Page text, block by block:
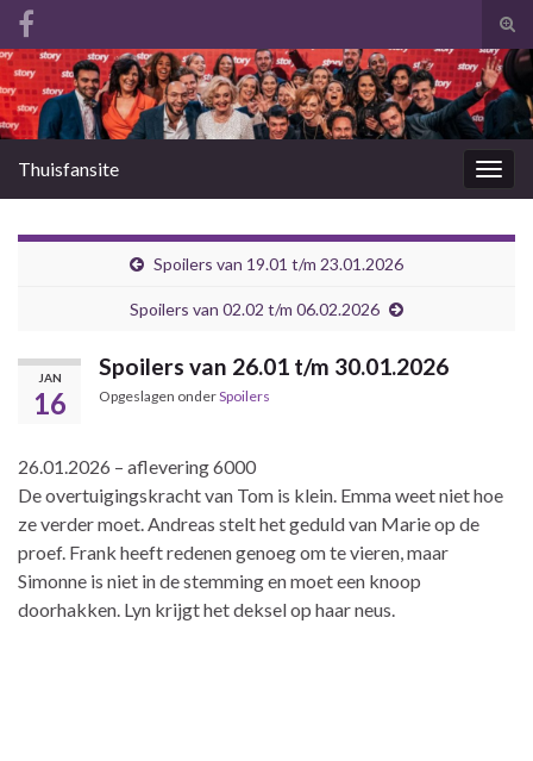
Search for:
Thuisfansite
Spoilers van 19.01 t/m 23.01.2026
Spoilers van 02.02 t/m 06.02.2026
JAN
16
Spoilers van 26.01 t/m 30.01.2026
Opgeslagen onderSpoilers
26.01.2026 – aflevering 6000
De overtuigingskracht van Tom is klein. Emma weet niet hoe
ze verder moet. Andreas stelt het geduld van Marie op de
proef. Frank heeft redenen genoeg om te vieren, maar
Simonne is niet in de stemming en moet een knoop
doorhakken. Lyn krijgt het deksel op haar neus.